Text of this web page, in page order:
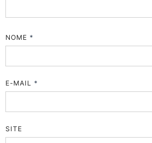
NOME *
E-MAIL *
SITE